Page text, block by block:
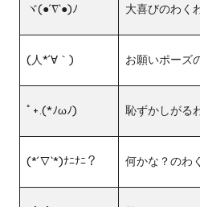
ヾ(●´∇`●)ﾉ 大喜びのわく
(人*´∀｀) お願いポーズ
ﾟ+.(*ﾉωﾉ) 恥ずかしがる
(*´∇`*)ﾅﾆﾅﾆ？ 何かな？のわ